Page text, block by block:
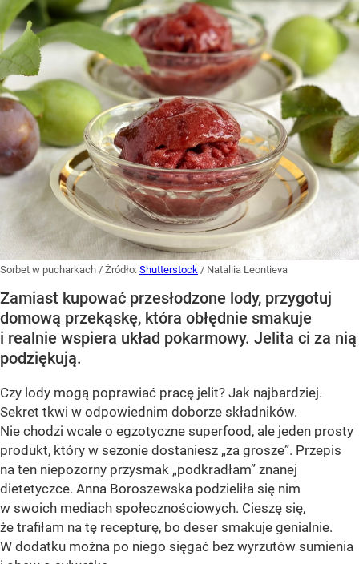
Sorbet w pucharkach / Źródło: Shutterstock / Nataliia Leontieva
Zamiast kupować przesłodzone lody, przygotuj
domową przekąskę, która obłędnie smakuje
i realnie wspiera układ pokarmowy. Jelita ci za nią
podziękują.
Czy lody mogą poprawiać pracę jelit? Jak najbardziej.
Sekret tkwi w odpowiednim doborze składników.
Nie chodzi wcale o egzotyczne superfood, ale jeden prosty
produkt, który w sezonie dostaniesz „za grosze”. Przepis
na ten niepozorny przysmak „podkradłam” znanej
dietetyczce. Anna Boroszewska podzieliła się nim
w swoich mediach społecznościowych. Cieszę się,
że trafiłam na tę recepturę, bo deser smakuje genialnie.
W dodatku można po niego sięgać bez wyrzutów sumienia